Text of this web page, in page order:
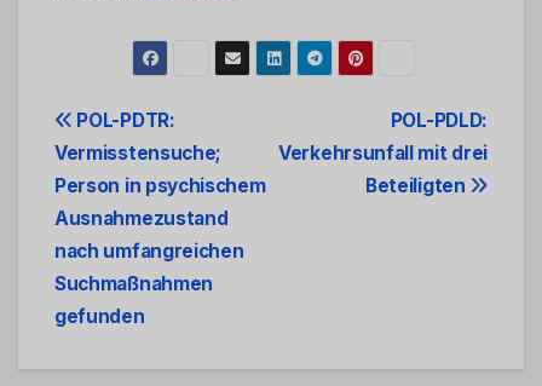
Beitrags-
Navigation
POL-PDLD:
Verkehrsunfall mit drei
Beteiligten
POL-PDTR:
Vermisstensuche;
Person in psychischem
Ausnahmezustand
nach umfangreichen
Suchmaßnahmen
gefunden